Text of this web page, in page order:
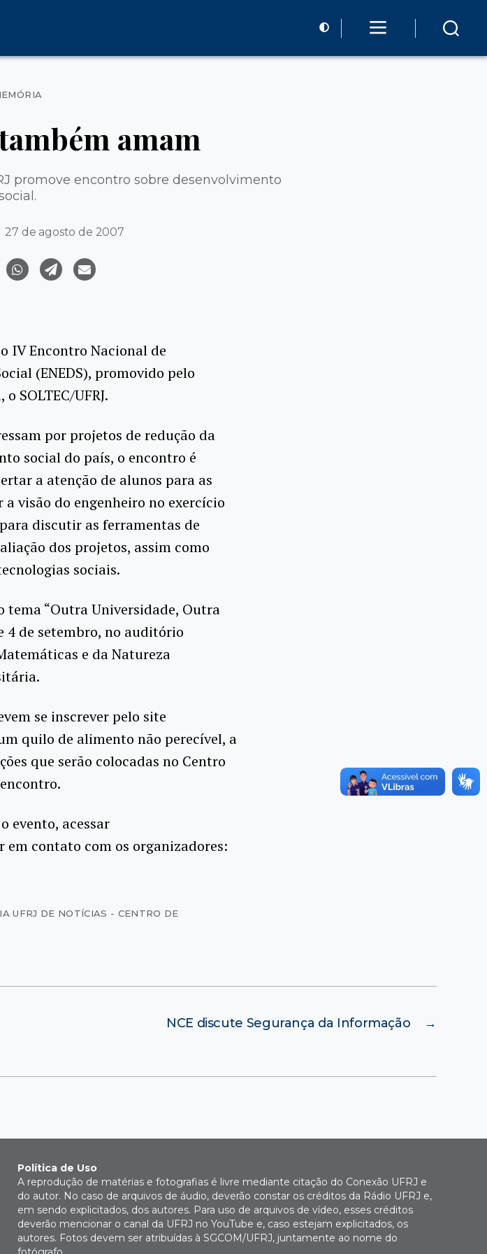
Categorias
amam
promove encontro sobre desenvolvimento
27 de agosto de 2007
IV Encontro Nacional de
(ENEDS), promovido pelo
SOLTEC/UFRJ.
por projetos de redução da
social do país, o encontro é
a atenção de alunos para as
visão do engenheiro no exercício
discutir as ferramentas de
dos projetos, assim como
sociais.
tema “Outra Universidade, Outra
4 de setembro, no auditório
e da Natureza
se inscrever pelo site
quilo de alimento não perecível, a
que serão colocadas no Centro
evento, acessar
em contato com os organizadores:
UFRJ DE NOTÍCIAS - CENTRO DE
→
NCE discute Segurança da Informação
Política de Uso
A reprodução de matérias e fotografias é livre mediante citação do Conexão UFRJ e
do autor. No caso de arquivos de áudio, deverão constar os créditos da Rádio UFRJ e,
em sendo explicitados, dos autores. Para uso de arquivos de vídeo, esses créditos
deverão mencionar o canal da UFRJ no YouTube e, caso estejam explicitados, os
autores. Fotos devem ser atribuídas à SGCOM/UFRJ, juntamente ao nome do